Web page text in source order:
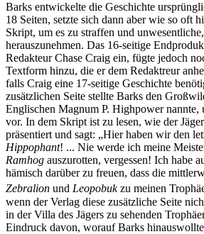
Barks entwickelte die Geschichte
18 Seiten, setzte sich dann aber wie so oft
Skript, um es zu straffen und
herauszunehmen. Das 16-seitige
Redakteur Chase Craig ein, fügte jedoch
Textform hinzu, die er dem Redaktreur
falls Craig eine 17-seitige Geschichte
zusätzlichen Seite stellte Barks den
Englischen Magnum P. Highpower nannte,
vor. In dem Skript ist zu lesen, wie der
präsentiert und sagt: „Hier haben wir den
Hippophant! ... Nie werde ich meine
Ramhog auszurotten, vergessen! Ich habe
hämisch darüber zu freuen, dass die
Zebralion und Leopobukzu meinen
wenn der Verlag diese zusätzliche Seite
in der Villa des Jägers zu sehenden
Eindruck davon, worauf Barks